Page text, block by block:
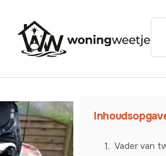
Vader van